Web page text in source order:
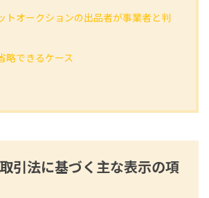
トオークションの出品者が事業者と判
略できるケース
引法に基づく主な表示の項